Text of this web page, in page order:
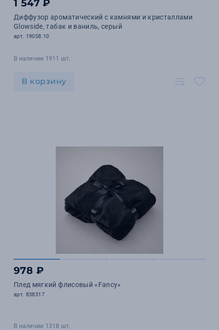
1 547 ₽
Диффузор ароматический с камнями и кристаллами
Glowside, табак и ваниль, серый
арт. 19058.10
В наличии 1911 шт.
В корзину
978 ₽
Плед мягкий флисовый «Fancy»
арт. 838317
В наличии 1318 шт.